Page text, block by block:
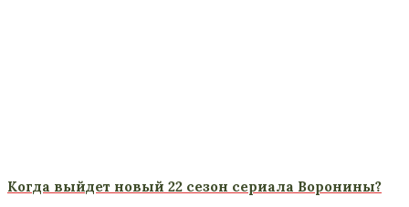
Когда выйдет новый 22 сезон сериала Воронины?